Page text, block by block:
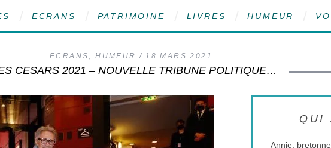
ECRANS PATRIMOINE LIVRES HUMEUR
ECRANS,HUMEUR 18 MARS 2021
CESARS 2021 – NOUVELLE TRIBUNE POLITIQUE…
QUI
Annie,